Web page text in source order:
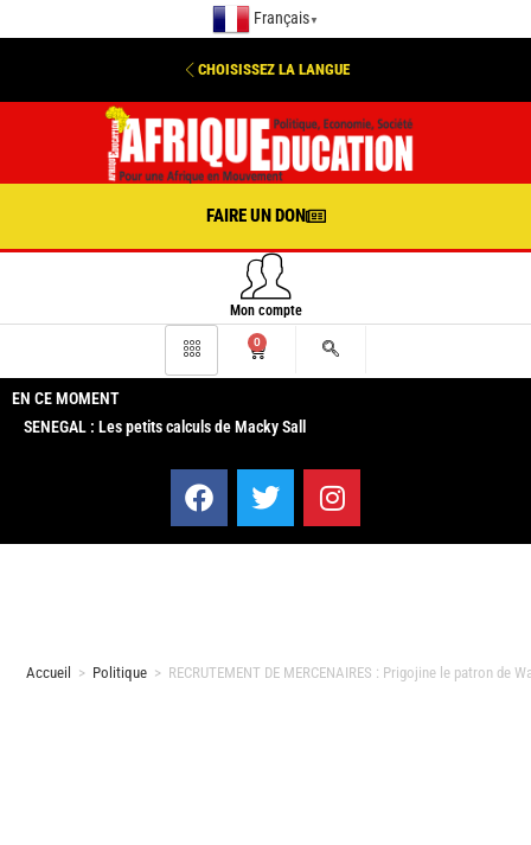
Français ▼
CHOISISSEZ LA LANGUE
FAIRE UN DON
Mon compte
0
EN CE MOMENT
SENEGAL : Les petits calculs de Macky Sall
Accueil > Politique > RECRUTEMENT DE MERCENAIRES : Prigojine le patron